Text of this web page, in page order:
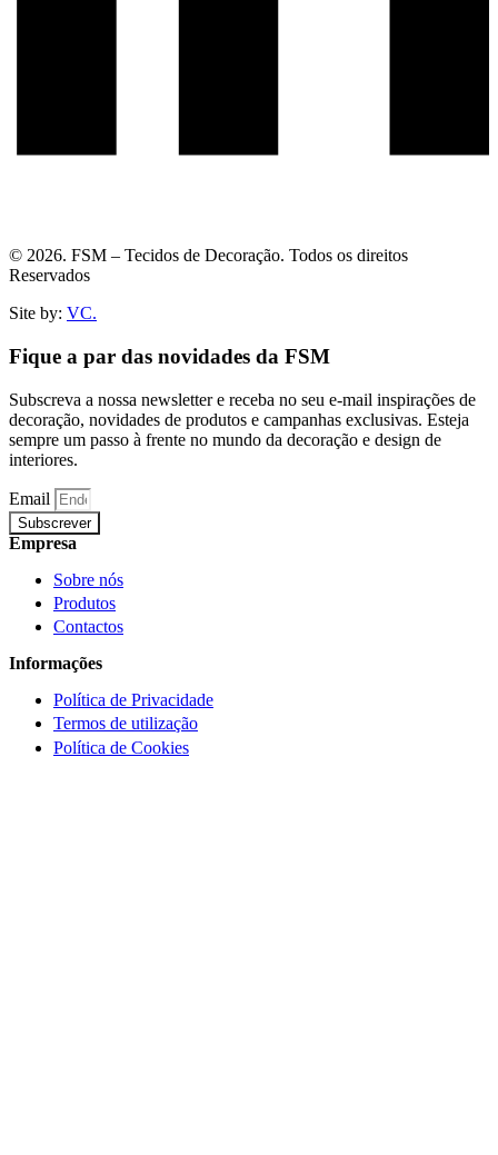
© 2026. FSM – Tecidos de Decoração. Todos os direitos
Reservados
Site by: VC.
Fique a par das novidades da FSM
Subscreva a nossa newsletter e receba no seu e-mail inspirações de
decoração, novidades de produtos e campanhas exclusivas. Esteja
sempre um passo à frente no mundo da decoração e design de
interiores.
Email
Subscrever
Empresa
Sobre nós
Produtos
Contactos
Informações
Política de Privacidade
Termos de utilização
Política de Cookies